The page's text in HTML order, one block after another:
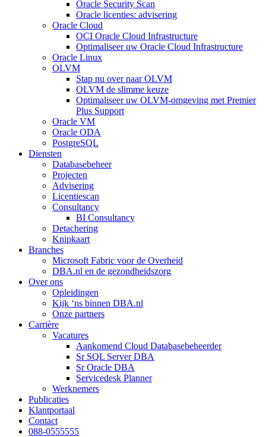
Oracle Security Scan
Oracle licenties: advisering
Oracle Cloud
OCI Oracle Cloud Infrastructure
Optimaliseer uw Oracle Cloud Infrastructure
Oracle Linux
OLVM
Stap nu over naar OLVM
OLVM de slimme keuze
Optimaliseer uw OLVM-omgeving met Premier
Plus Support
Oracle VM
Oracle ODA
PostgreSQL
Diensten
Databasebeheer
Projecten
Advisering
Licentiescan
Consultancy
BI Consultancy
Detachering
Knipkaart
Branches
Microsoft Fabric voor de Overheid
DBA.nl en de gezondheidszorg
Over ons
Opleidingen
Kijk ‘ns binnen DBA.nl
Onze partners
Carrière
Vacatures
Aankomend Cloud Databasebeheerder
Sr SQL Server DBA
Sr Oracle DBA
Servicedesk Planner
Werknemers
Publicaties
Klantportaal
Contact
088-0555555